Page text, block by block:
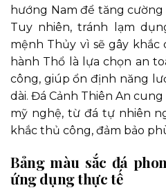
hướng Nam để tăng
Tuy nhiên, tránh lạm
mệnh Thủy vì sẽ gây
hành Thổ là lựa chọn an
công, giúp ổn định năng
dài. Đá Cảnh Thiên An
mỹ nghệ, từ đá tự nhiên
khắc thủ công, đảm bảo
Bảng màu sắc đá
ứng dụng thực tế